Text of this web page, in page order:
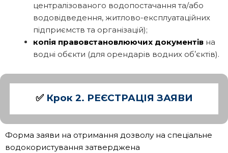
централізованого водопостачання та/або
водовідведення, житлово-експлуатаційних
підприємств та організацій);
копія правовстановлюючих документів на
водні обєкти (для орендарів водних обʼєктів).
✅ Крок 2. РЕЄСТРАЦІЯ ЗАЯВИ
Форма заяви на отримання дозволу на спеціальне
водокористування затверджена